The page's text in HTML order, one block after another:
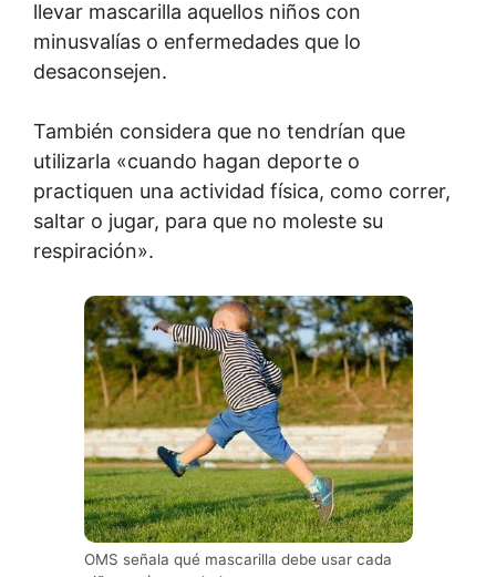
llevar mascarilla aquellos niños con
minusvalías o enfermedades que lo
desaconsejen.
También considera que no tendrían que
utilizarla «cuando hagan deporte o
practiquen una actividad física, como correr,
saltar o jugar, para que no moleste su
respiración».
OMS señala qué mascarilla debe usar cada